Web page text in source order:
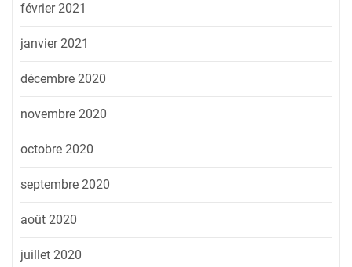
février 2021
janvier 2021
décembre 2020
novembre 2020
octobre 2020
septembre 2020
août 2020
juillet 2020